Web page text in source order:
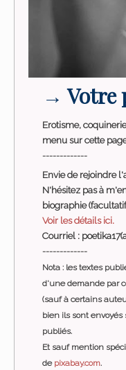
→Votre
Erotisme,
menu sur cette
-------------
Envie de rejoindre
N'hésitez pas à
biographie
Voir les détails ici.
Courriel :
-------------
Nota : les textes
d'une demande par
(sauf à certains
bien ils sont
publiés.
Et sauf mention
de pixabay.com.